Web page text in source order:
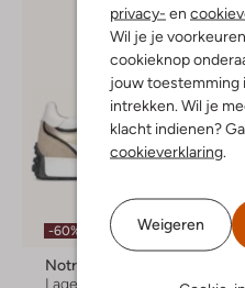
privacy- en
Wil je je
cookieknop
jouw toestemming
intrekken. Wil je
klacht indienen?
cookieverklaring
Weigeren
-60%
Notre-V
Lage sneakers